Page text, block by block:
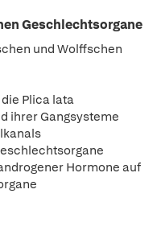
Geschlechtsorgane
und Wolffschen
Plica lata
ihrer Gangsysteme
Hormone auf